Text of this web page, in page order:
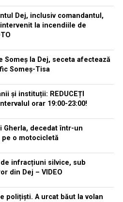
Dej, inclusiv comandantul,
la incendiile de
Someș la Dej, seceta afectează
Someș-Tisa
și instituții: REDUCEȚI
orar 19:00-23:00!
Gherla, decedat într-un
pe o motocicletă
infracțiuni silvice, sub
din Dej – VIDEO
polițiști. A urcat băut la volan